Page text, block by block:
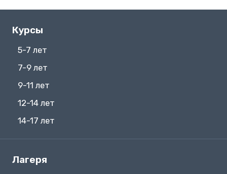
Курсы
5-7 лет
7-9 лет
9-11 лет
12-14 лет
14-17 лет
Лагеря